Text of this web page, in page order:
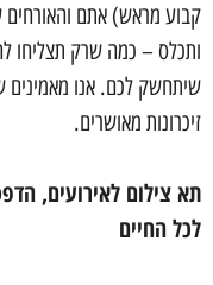
קבוע מראש) אתם והאורחים
ותכלס – כמה שרק תצליחו
שיתחשק לכם. אנו מאמינים
זיכרונות מאושרים.
תא צילום לאירועים,
לכל החיים